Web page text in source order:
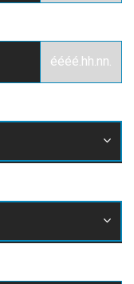
éééé.hh.nn.